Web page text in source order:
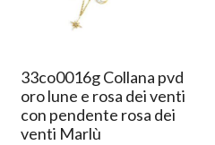
33co0016g Collana pvd
oro lune e rosa dei venti
con pendente rosa dei
venti Marlù